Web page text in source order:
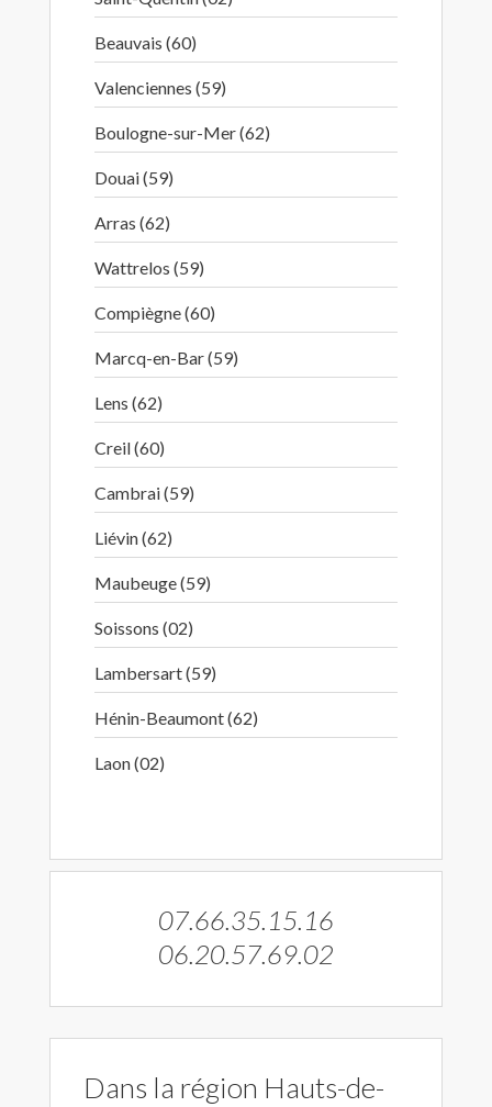
Beauvais (60)
Valenciennes (59)
Boulogne-sur-Mer (62)
Douai (59)
Arras (62)
Wattrelos (59)
Compiègne (60)
Marcq-en-Bar (59)
Lens (62)
Creil (60)
Cambrai (59)
Liévin (62)
Maubeuge (59)
Soissons (02)
Lambersart (59)
Hénin-Beaumont (62)
Laon (02)
07.66.35.15.16
06.20.57.69.02
Dans la région Hauts-de-